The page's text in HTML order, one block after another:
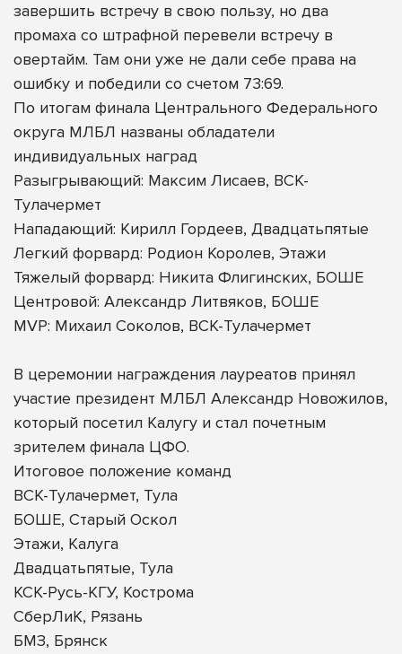
завершить встречу в свою пользу, но два
промаха со штрафной перевели встречу в
овертайм. Там они уже не дали себе права на
ошибку и победили со счетом 73:69.
По итогам финала Центрального Федерального
округа МЛБЛ названы обладатели
индивидуальных наград
Разыгрывающий: Максим Лисаев, ВСК-
Тулачермет
Нападающий: Кирилл Гордеев, Двадцатьпятые
Легкий форвард: Родион Королев, Этажи
Тяжелый форвард: Никита Флигинских, БОШЕ
Центровой: Александр Литвяков, БОШЕ
MVP: Михаил Соколов, ВСК-Тулачермет
В церемонии награждения лауреатов принял
участие президент МЛБЛ Александр Новожилов,
который посетил Калугу и стал почетным
зрителем финала ЦФО.
Итоговое положение команд
ВСК-Тулачермет, Тула
БОШЕ, Старый Оскол
Этажи, Калуга
Двадцатьпятые, Тула
КСК-Русь-КГУ, Кострома
СберЛиК, Рязань
БМЗ, Брянск